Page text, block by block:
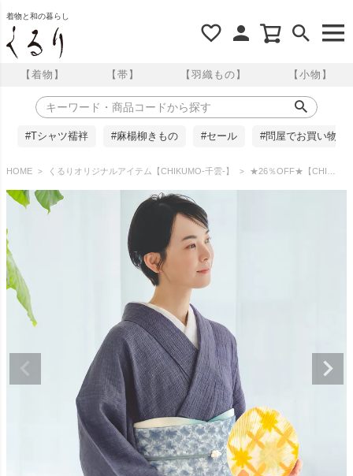
着物と和の暮らし
【着物】 【帯】 【羽織もの】 【小物】
#Tシャツ襦袢 #麻楊柳きもの #セール #問屋でお買い物
HOME くるりオリジナルアイテム【CHIKUMO-千雲-】 ★26％OFF★【CHIKUMO-千雲-】洗える夏きもの 麻楊柳/はしご縞 紫 近江ちぢみ くるり